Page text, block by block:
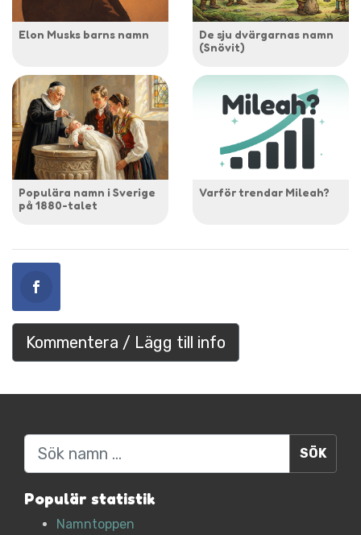
Elon Musks barns namn
De sju dvärgarnas namn
(Snövit)
Populära namn i Sverige
på 1880-talet
Varför trendar Mileah?
Kommentera / Lägg till info
Sök
Populär statistik
Namntoppen